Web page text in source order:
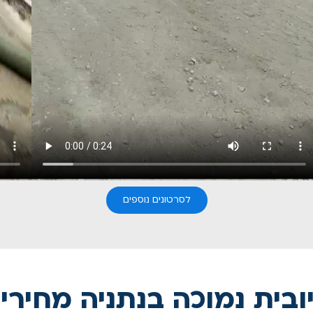
לסרטונים נוספים
נמוכה בנתניה